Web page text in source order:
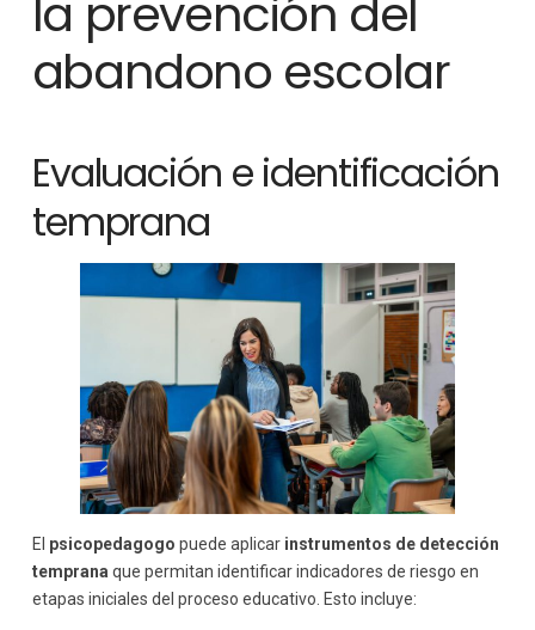
la prevención del
abandono escolar
Evaluación e identificación
temprana
El psicopedagogo puede aplicar instrumentos de detección
temprana que permitan identificar indicadores de riesgo en
etapas iniciales del proceso educativo. Esto incluye: